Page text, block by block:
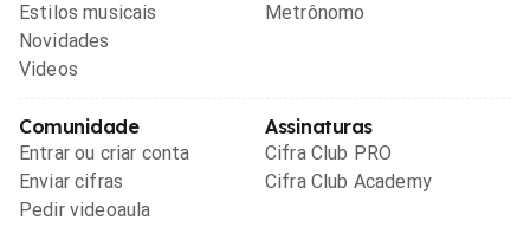
Estilos musicais
Novidades
Videos
Metrônomo
Comunidade
Entrar ou criar conta
Enviar cifras
Pedir videoaula
Assinaturas
Cifra Club PRO
Cifra Club Academy